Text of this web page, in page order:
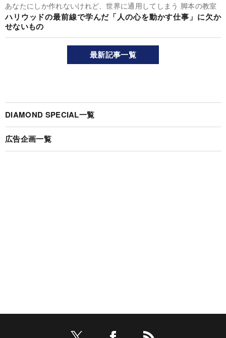
あなたにしか作れないけれど、世界に通用してしまう 脚本の教室
ハリウッドの最前線で学んだ「人の心を動かす仕事」に欠か
せないもの
最新記事一覧
DIAMOND SPECIAL一覧
広告企画一覧